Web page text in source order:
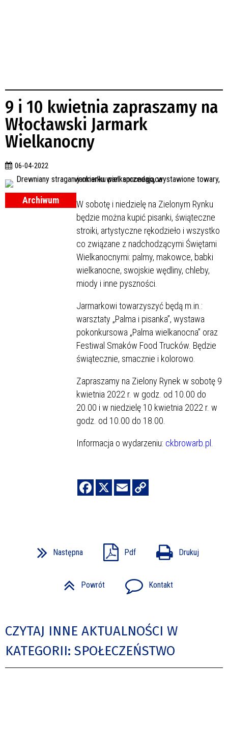
9 i 10 kwietnia zapraszamy na
Włocławski Jarmark
Wielkanocny
06-04-2022
Archiwum
W sobotę i niedzielę na Zielonym Rynku
będzie można kupić pisanki, świąteczne
stroiki, artystyczne rękodzieło i wszystko
co związane z nadchodzącymi Świętami
Wielkanocnymi: palmy, makowce, babki
wielkanocne, swojskie wędliny, chleby,
miody i inne pyszności.
Jarmarkowi towarzyszyć będą m.in.:
warsztaty „Palma i pisanka”, wystawa
pokonkursowa „Palma wielkanocna” oraz
Festiwal Smaków Food Trucków. Będzie
świątecznie, smacznie i kolorowo.
Zapraszamy na Zielony Rynek w sobotę 9
kwietnia 2022 r. w godz. od 10.00 do
20.00 i w niedzielę 10 kwietnia 2022 r. w
godz. od 10.00 do 18.00.
Informacja o wydarzeniu: ckbrowarb.pl
Następna Pdf Drukuj
Powrót Kontakt
CZYTAJ INNE AKTUALNOŚCI W
KATEGORII: SPOŁECZEŃSTWO